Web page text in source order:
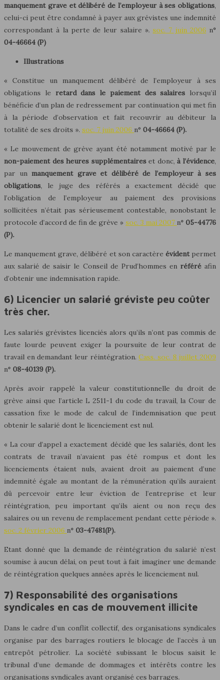
manquement grave et délibéré de l’employeur à ses obligations,
celui-ci peut être condamné à payer aux grévistes une indemnité
correspondant à la perte de leur salaire ». soc. 7 juin 2006 n°
04-46664 (P)
Illustrations
« Constitue un manquement délibéré de l’employeur à ses
obligations le retard dans le paiement des salaires lorsqu’il
bénéficie d’un plan de redressement par continuation qui met fin
à la période d’observation et fait recouvrir au débiteur la
totalité de ses droits ». soc. 7 juin 2006 n° 04-46664 (P).
« Le mouvement de grève ayant été notamment motivé par le
non-paiement des heures supplémentaireset donc, à l’évidence,
par unmanquement grave et délibéré de l’employeur à ses
obligations, le juge des référés a exactement décidé que
l’obligation de l’employeur au paiement des provisions
sollicitées n’était pas sérieusement contestable, nonobstant le
protocole d’accord de fin de grève » soc. 3 mai 2007 n°05-44776
(P).
Le manquement grave, délibéré et son caractère évidentpermet
aux salarié de saisir le Conseil de Prud’hommes en référéafin
d’obtenir une indemnisation rapide.
6) Licencier un salarié gréviste peu coûter
très cher.
Les salariés grévistes licenciés alors qu’ils n’ont pas commis de
faute lourde peuvent exiger la poursuite de leur contrat de
travail en demandant leur réintégration.Cass. soc. 8 juillet 2009
n° 08-40139 (P).
Après avoir rappelé la valeur constitutionnelle du droit de
grève ainsi que l’article L 2511-1 du code du travail, la Cour de
cassation fixe le mode de calcul de l’indemnisation que peut
obtenir le salarié dont le licenciement est nul.
« La cour d’appel a exactement décidé que les salariés, dont les
contrats de travail n’avaient pas été rompus et dont les
licenciements étaient nuls, avaient droit au paiement d’une
indemnité égale au montant de la rémunération qu’ils auraient
dû percevoir entre leur éviction de l’entreprise et leur
réintégration, peu important qu’ils aient ou non reçu des
salaires ou un revenu de remplacement pendant cette période ».
soc. 2 février 2006 n° 03-47481(P).
Etant donné que la demande de réintégration du salarié n’est
soumise à aucun délai, on peut tout à fait imaginer une demande
de réintégration quelques années après le licenciement nul.
7) Responsabilité des organisations
syndicales en cas de mouvement illicite
Dans le cadre d’un conflit collectif, des organisations syndicales
organise par des barrages routiers le blocage de l’accès à un
entrepôt pétrolier. La société subissant le blocus saisit le
tribunal d’une demande de dommages et intérêts contre les
organisations syndicales ayant organisé ces barrages.